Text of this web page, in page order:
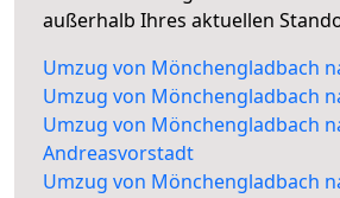
außerhalb Ihres aktuellen
Umzug von Mönchengladbach
Umzug von Mönchengladbach
Umzug von Mönchengladbach
Andreasvorstadt
Umzug von Mönchengladbach